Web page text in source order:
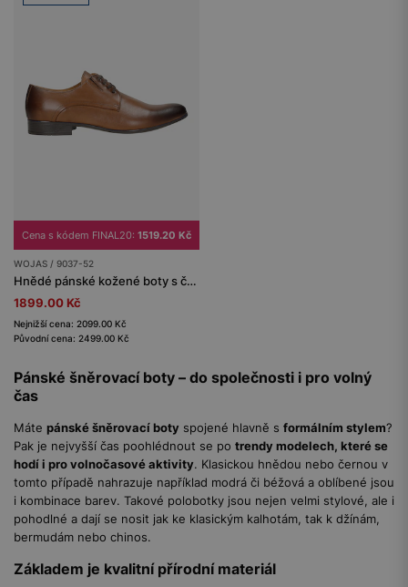
Cena s kódem FINAL20: 1519.20 Kč
WOJAS / 9037-52
Hnědé pánské kožené boty s černou podrážkou
1899.00 Kč
Nejnižší cena: 2099.00 Kč
Původní cena: 2499.00 Kč
Pánské šněrovací boty – do společnosti i pro volný
čas
Máte pánské šněrovací boty spojené hlavně s formálním stylem?
Pak je nejvyšší čas poohlédnout se po trendy modelech, které se
hodí i pro volnočasové aktivity. Klasickou hnědou nebo černou v
tomto případě nahrazuje například modrá či béžová a oblíbené jsou
i kombinace barev. Takové polobotky jsou nejen velmi stylové, ale i
pohodlné a dají se nosit jak ke klasickým kalhotám, tak k džínám,
bermudám nebo chinos.
Základem je kvalitní přírodní materiál